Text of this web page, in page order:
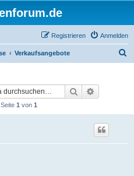
Anmelden
Registrieren
Verkaufsangebote
Suche
1 von 1